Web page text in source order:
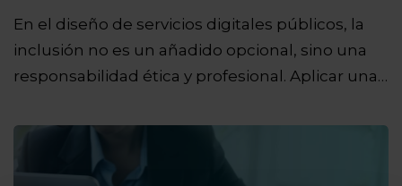
En el diseño de servicios digitales públicos, la
inclusión no es un añadido opcional, sino una
responsabilidad ética y profesional. Aplicar una…